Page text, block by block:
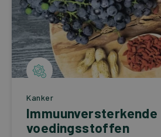
Kanker
Immuunversterkende
voedingsstoffen